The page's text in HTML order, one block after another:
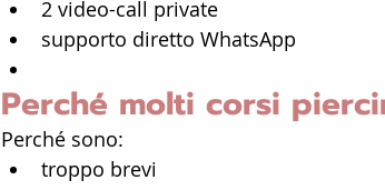
2 video-call private
supporto diretto WhatsApp
Perché molti corsi
Perché sono:
troppo brevi